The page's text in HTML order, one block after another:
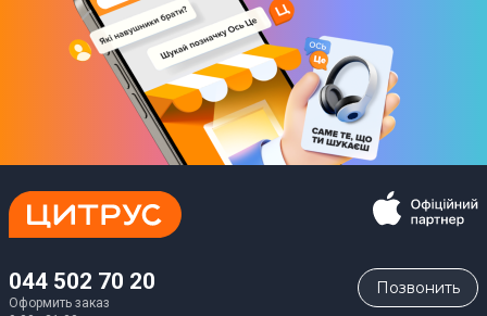
Габариты (ВхШхГ)
16 х 39,5 х 15 см
Комплектация
Форма для хлеба
Юридическая информация
Товар может отличаться от представленного на фото,
производителем. Подробности уточняйте у менеджера
044 502 70 20
Оформить заказ
Позвонить